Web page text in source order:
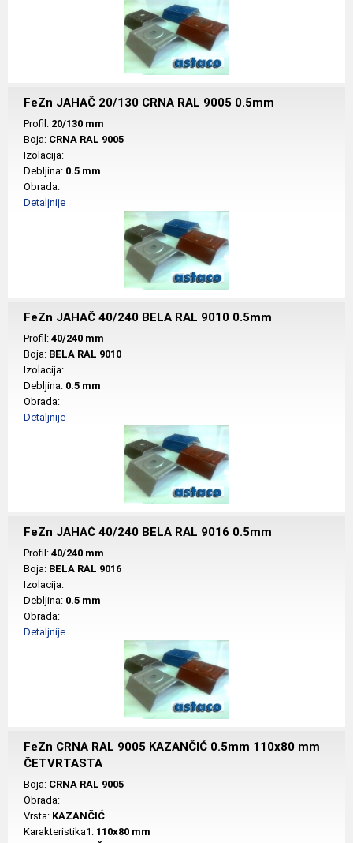
FeZn JAHAČ 20/130 CRNA RAL 9005 0.5mm
Profil: 20/130 mm
Boja: CRNA RAL 9005
Izolacija:
Debljina: 0.5 mm
Obrada:
Detaljnije
FeZn JAHAČ 40/240 BELA RAL 9010 0.5mm
Profil: 40/240 mm
Boja: BELA RAL 9010
Izolacija:
Debljina: 0.5 mm
Obrada:
Detaljnije
FeZn JAHAČ 40/240 BELA RAL 9016 0.5mm
Profil: 40/240 mm
Boja: BELA RAL 9016
Izolacija:
Debljina: 0.5 mm
Obrada:
Detaljnije
FeZn CRNA RAL 9005 KAZANČIĆ 0.5mm 110x80 mm
ČETVRTASTA
Boja: CRNA RAL 9005
Obrada:
Vrsta: KAZANČIĆ
Karakteristika1: 110x80 mm